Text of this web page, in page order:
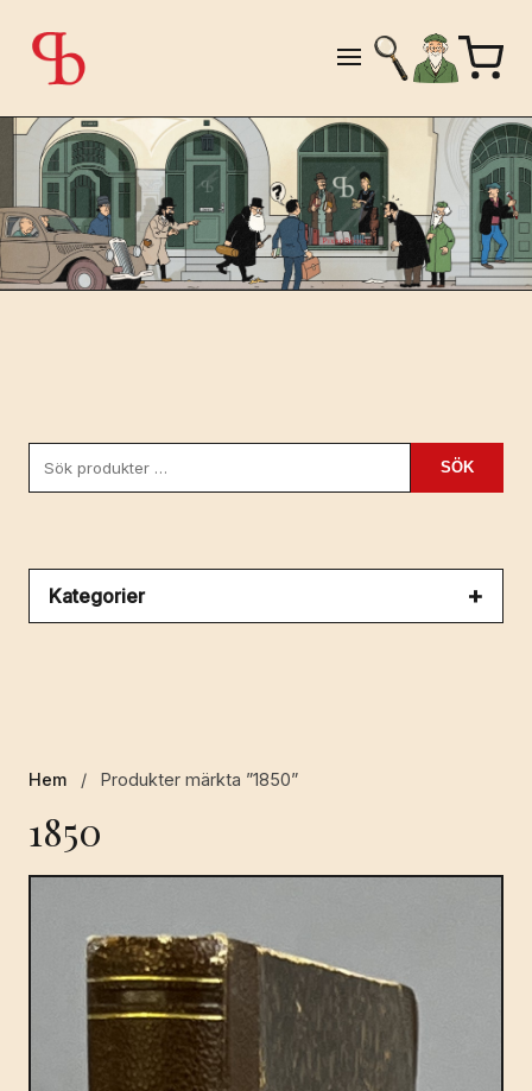
SÖK
Kategorier
Hem / Produkter märkta ”1850”
1850